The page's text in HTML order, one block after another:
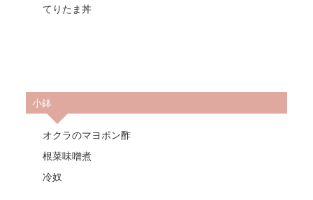
てりたま丼
小鉢
オクラのマヨポン酢
根菜味噌煮
冷奴